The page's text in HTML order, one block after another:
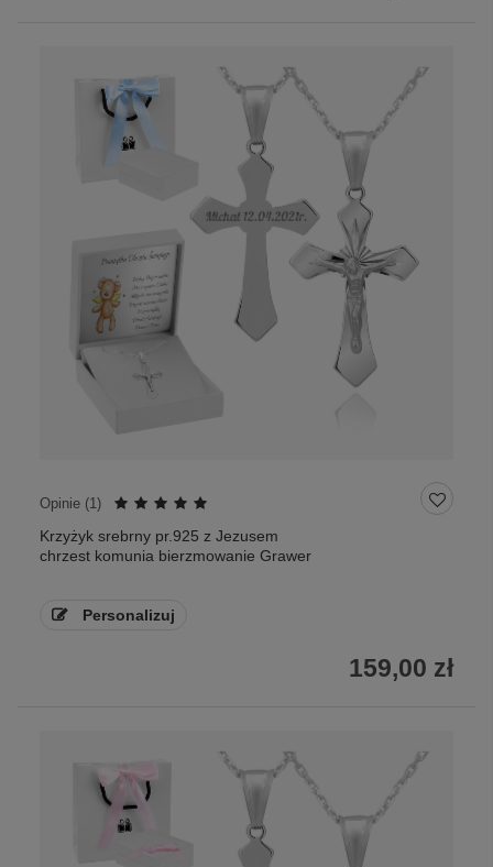
Opinie (1)
Krzyżyk srebrny pr.925 z Jezusem
chrzest komunia bierzmowanie Grawer
Personalizuj
159,00 zł